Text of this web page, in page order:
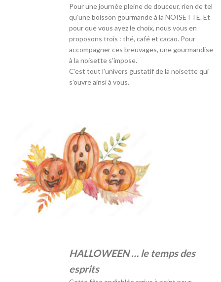
Pour une journée pleine de douceur, rien de tel
qu’une boisson gourmande à la NOISETTE. Et
pour que vous ayez le choix, nous vous en
proposons trois : thé, café et cacao. Pour
accompagner ces breuvages, une gourmandise
à la noisette s’impose.
C’est tout l’univers gustatif de la noisette qui
s’ouvre ainsi à vous.
HALLOWEEN … le temps des
esprits